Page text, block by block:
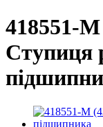
418551-
Ступиця